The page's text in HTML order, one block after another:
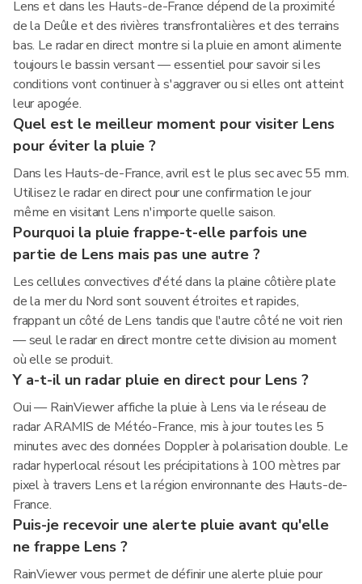
Lens et dans les Hauts-de-France dépend de la proximité
de la Deûle et des rivières transfrontalières et des terrains
bas. Le radar en direct montre si la pluie en amont alimente
toujours le bassin versant — essentiel pour savoir si les
conditions vont continuer à s'aggraver ou si elles ont atteint
leur apogée.
Quel est le meilleur moment pour visiter Lens
pour éviter la pluie ?
Dans les Hauts-de-France, avril est le plus sec avec 55 mm.
Utilisez le radar en direct pour une confirmation le jour
même en visitant Lens n'importe quelle saison.
Pourquoi la pluie frappe-t-elle parfois une
partie de Lens mais pas une autre ?
Les cellules convectives d'été dans la plaine côtière plate
de la mer du Nord sont souvent étroites et rapides,
frappant un côté de Lens tandis que l'autre côté ne voit rien
— seul le radar en direct montre cette division au moment
où elle se produit.
Y a-t-il un radar pluie en direct pour Lens ?
Oui — RainViewer affiche la pluie à Lens via le réseau de
radar ARAMIS de Météo-France, mis à jour toutes les 5
minutes avec des données Doppler à polarisation double. Le
radar hyperlocal résout les précipitations à 100 mètres par
pixel à travers Lens et la région environnante des Hauts-de-
France.
Puis-je recevoir une alerte pluie avant qu'elle
ne frappe Lens ?
RainViewer vous permet de définir une alerte pluie pour